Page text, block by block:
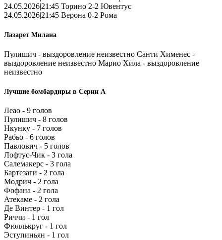
24.05.2026|21:45 Торино 2-2 Ювентус
24.05.2026|21:45 Верона 0-2 Рома
Лазарет Милана
Пулишич - выздоровление неизвестно Санти Хименес -
выздоровление неизвестно Марио Хила - выздоровление
неизвестно
Лучшие бомбардиры в Серии А
Леао - 9 голов
Пулишич - 8 голов
Нкунку - 7 голов
Рабьо - 6 голов
Павлович - 5 голов
Лофтус-Чик - 3 гола
Салемакерс - 3 гола
Бартезаги - 2 гола
Модрич - 2 гола
Фофана - 2 гола
Атекаме - 2 гола
Де Винтер - 1 гол
Риччи - 1 гол
Фюллькруг - 1 гол
Эступиньян - 1 гол